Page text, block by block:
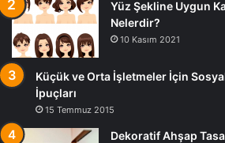
Yüz Şekline Uygun
Nelerdir?
10 Kasım 2021
Küçük ve Orta İşletmeler İçin
İpuçları
15 Temmuz 2015
Dekoratif Ahşap